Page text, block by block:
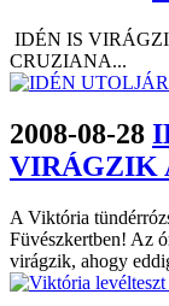
IDÉN IS
CRUZIANA...
2008-08-28
VIRÁGZIK
A Viktória
Füvészkertben! Az
virágzik, ahogy